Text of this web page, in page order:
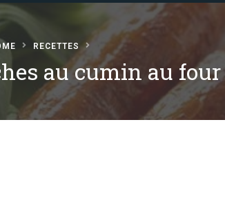
RECETTES
au cumin au four